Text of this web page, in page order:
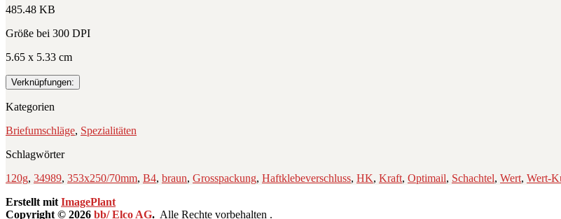
485.48 KB
Größe bei 300 DPI
5.65 x 5.33 cm
Verknüpfungen:
Kategorien
Briefumschläge, Spezialitäten
Schlagwörter
120g, 34989, 353x250/70mm, B4, braun, Grosspackung, Haftklebeverschluss, HK, Kraft, Optimail, Schachtel, Wert, Wert-
Erstellt mit ImagePlant
Copyright © 2026 bb/ Elco AG. Alle Rechte vorbehalten .